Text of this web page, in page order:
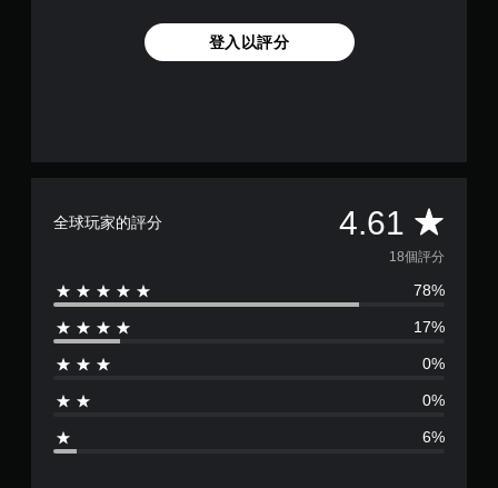
登入以評分
全球玩家的評分 4.61 平
均
評
分
4
18個評分
78%
17%
0%
0%
6%